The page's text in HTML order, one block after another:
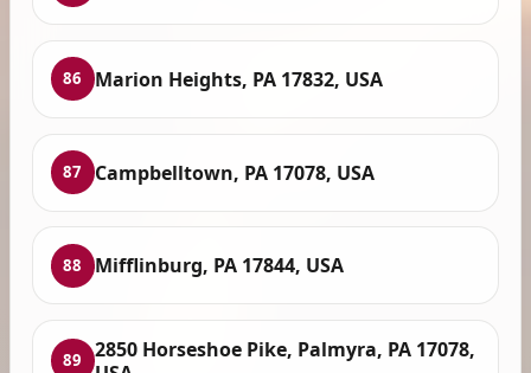
86 Marion Heights, PA 17832, USA
87 Campbelltown, PA 17078, USA
88 Mifflinburg, PA 17844, USA
89
2850 Horseshoe Pike, Palmyra, PA 17078,